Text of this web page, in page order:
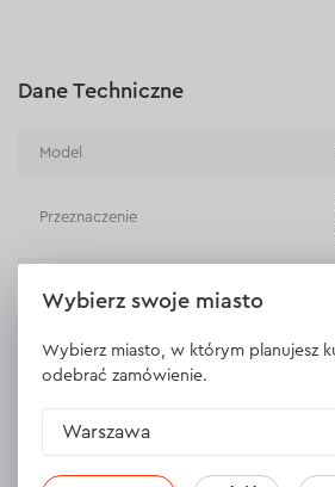
Płatność na rachunek bieżący
Dane Techniczne
Model
Przeznaczenie
WYŚWIETL DANE TECHNICZNE
Wybierz swoje miasto
Wybierz miasto, w którym planujesz
odebrać zamówienie.
Warszawa